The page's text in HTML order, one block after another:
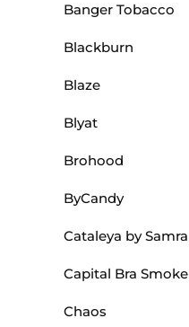
Banger Tobacco
Blackburn
Blaze
Blyat
Brohood
ByCandy
Cataleya by Samra
Capital Bra Smoke
Chaos